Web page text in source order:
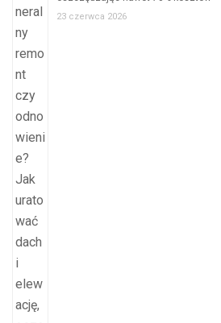
23 czerwca 2026